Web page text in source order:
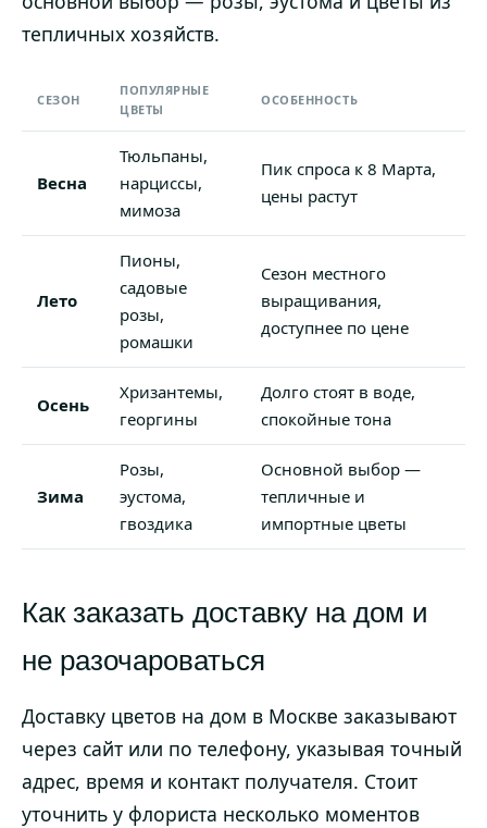
тепличных хозяйств.
СЕЗОН
ПОПУЛЯРНЫЕ
ЦВЕТЫ
ОСОБЕННОСТЬ
Весна
Тюльпаны,
нарциссы,
мимоза
Пик спроса к 8 Марта,
цены растут
Лето
Пионы,
садовые
розы,
ромашки
Сезон местного
выращивания,
доступнее по цене
Осень
Хризантемы,
георгины
Долго стоят в воде,
спокойные тона
Зима
Розы,
эустома,
гвоздика
Основной выбор —
тепличные и
импортные цветы
Как заказать доставку на дом и
не разочароваться
Доставку цветов на дом в Москве заказывают
через сайт или по телефону, указывая точный
адрес, время и контакт получателя. Стоит
уточнить у флориста несколько моментов